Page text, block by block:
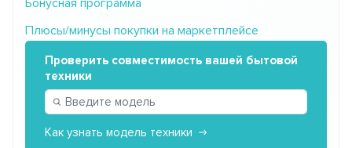
Бонусная программа
Плюсы/минусы покупки на маркетплейсе
Проверить совместимость вашей бытовой
техники
Как узнать модель техники